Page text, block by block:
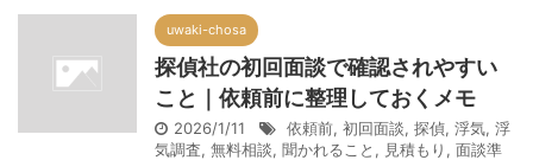
uwaki-chosa
探偵社の初回面談で確認されやすい
こと｜依頼前に整理しておくメモ
2026/1/11 依頼前, 初回面談, 探偵, 浮気, 浮
気調査, 無料相談, 聞かれること , 見積もり , 面談準